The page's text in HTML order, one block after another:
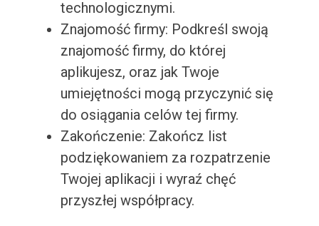
technologicznymi.
Znajomość firmy: Podkreśl swoją
znajomość firmy, do której
aplikujesz, oraz jak Twoje
umiejętności mogą przyczynić się
do osiągania celów tej firmy.
Zakończenie: Zakończ list
podziękowaniem za rozpatrzenie
Twojej aplikacji i wyraź chęć
przyszłej współpracy.